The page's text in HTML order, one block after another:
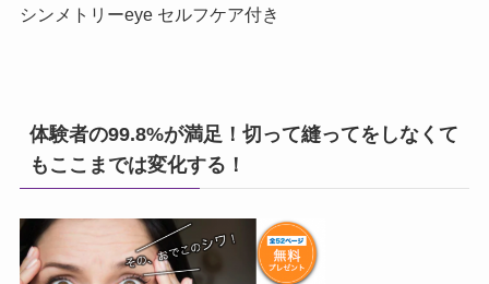
シンメトリーeye セルフケア付き
体験者の99.8%が満足！切って縫ってをしなくて
もここまでは変化する！